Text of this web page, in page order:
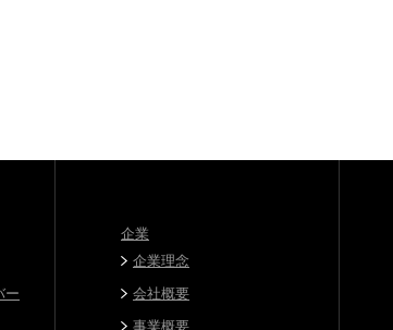
ー
企業
企業理念
会社概要
事業概要